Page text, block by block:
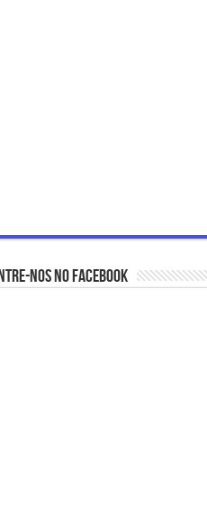
nos no Facebook